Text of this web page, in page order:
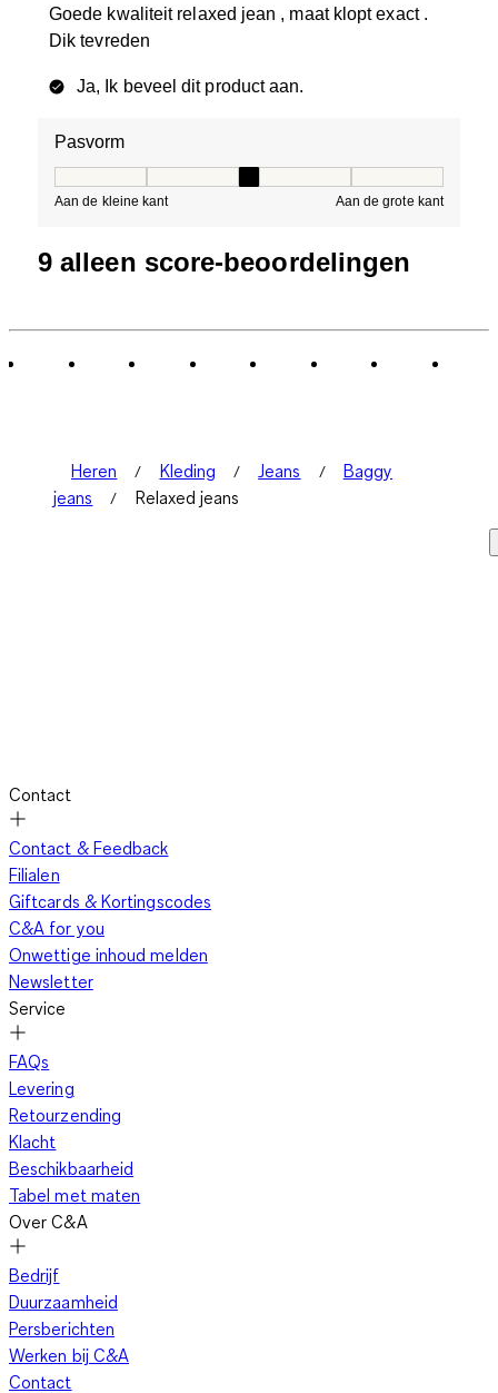
Goede kwaliteit relaxed jean , maat klopt exact .
Dik tevreden
Ja, Ik beveel dit product aan.
Pasvorm
Aan de kleine kant Aan de grote kant
9 alleen score-beoordelingen
Heren Kleding Jeans
Baggy
jeans
Relaxed jeans
Contact
Contact & Feedback
Filialen
Giftcards & Kortingscodes
C&A for you
Onwettige inhoud melden
Newsletter
Service
FAQs
Levering
Retourzending
Klacht
Beschikbaarheid
Tabel met maten
Over C&A
Bedrijf
Duurzaamheid
Persberichten
Werken bij C&A
Contact